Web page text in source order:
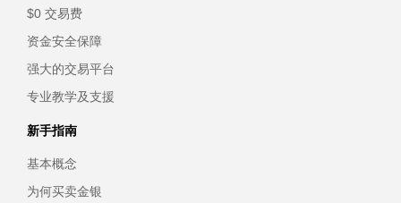
$0 交易费
资金安全保障
强大的交易平台
专业教学及支援
新手指南
基本概念
为何买卖金银